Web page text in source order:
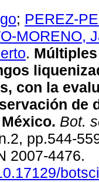
; PEREZ-
MORENO,
.
con la
de
Bot.
pp.544-
2007-4476.